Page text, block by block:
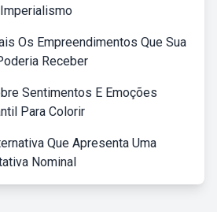
Os Empreendimentos Que Sua
Receber
Sentimentos E Emoções
Para Colorir
Que Apresenta Uma
Nominal